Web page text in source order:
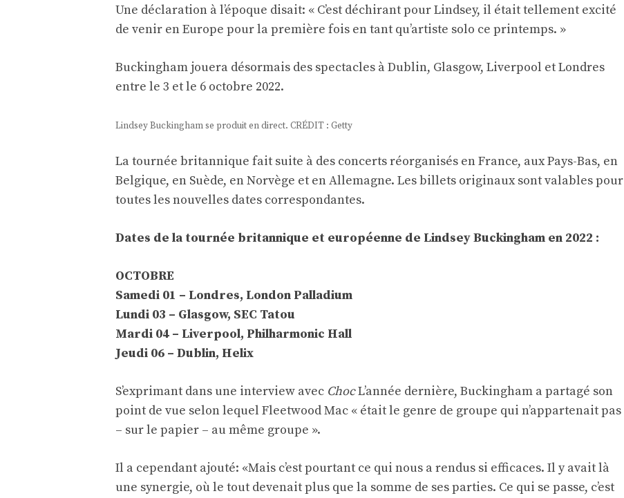
Une déclaration à l’époque disait: « C’est déchirant pour Lindsey, il était tellement excité
de venir en Europe pour la première fois en tant qu’artiste solo ce printemps. »
Buckingham jouera désormais des spectacles à Dublin, Glasgow, Liverpool et Londres
entre le 3 et le 6 octobre 2022.
Lindsey Buckingham se produit en direct. CRÉDIT : Getty
La tournée britannique fait suite à des concerts réorganisés en France, aux Pays-Bas, en
Belgique, en Suède, en Norvège et en Allemagne. Les billets originaux sont valables pour
toutes les nouvelles dates correspondantes.
Dates de la tournée britannique et européenne de Lindsey Buckingham en 2022 :
OCTOBRE
Samedi 01 – Londres, London Palladium
Lundi 03 – Glasgow, SEC Tatou
Mardi 04 – Liverpool, Philharmonic Hall
Jeudi 06 – Dublin, Helix
S’exprimant dans une interview avec ChocL’année dernière, Buckingham a partagé son
point de vue selon lequel Fleetwood Mac « était le genre de groupe qui n’appartenait pas
– sur le papier – au même groupe ».
Il a cependant ajouté: «Mais c’est pourtant ce qui nous a rendus si efficaces. Il y avait là
une synergie, où le tout devenait plus que la somme de ses parties. Ce qui se passe, c’est